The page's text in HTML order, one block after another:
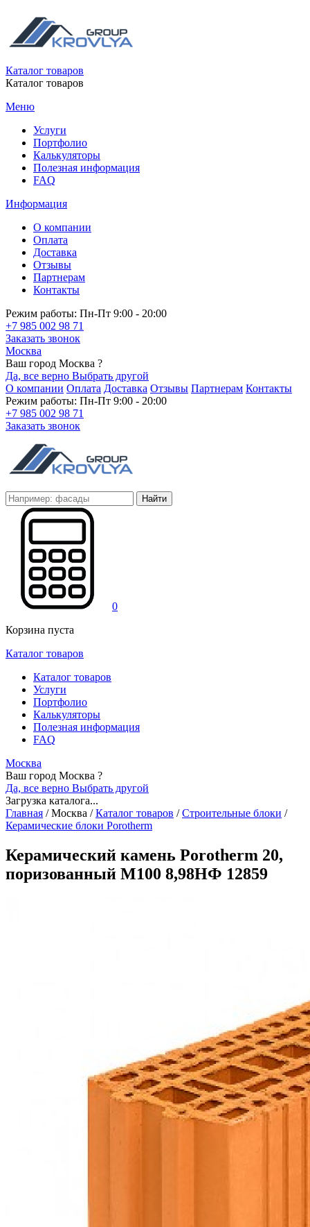
Каталог товаров
Каталог товаров
Меню
Услуги
Портфолио
Калькуляторы
Полезная информация
FAQ
Информация
О компании
Оплата
Доставка
Отзывы
Партнерам
Контакты
Режим работы: Пн-Пт 9:00 - 20:00
+7 985 002 98 71
Заказать звонок
Москва
Ваш город Москва ?
Да, все верно Выбрать другой
О компании Оплата Доставка Отзывы Партнерам Контакты
Режим работы: Пн-Пт 9:00 - 20:00
+7 985 002 98 71
Заказать звонок
Найти
0
Корзина пуста
Каталог товаров
Каталог товаров
Услуги
Портфолио
Калькуляторы
Полезная информация
FAQ
Москва
Ваш город Москва ?
Да, все верно Выбрать другой
Загрузка каталога...
Главная /Москва / Каталог товаров / Строительные блоки /
Керамические блоки Porotherm
Керамический камень Porotherm 20,
поризованный М100 8,98НФ 12859